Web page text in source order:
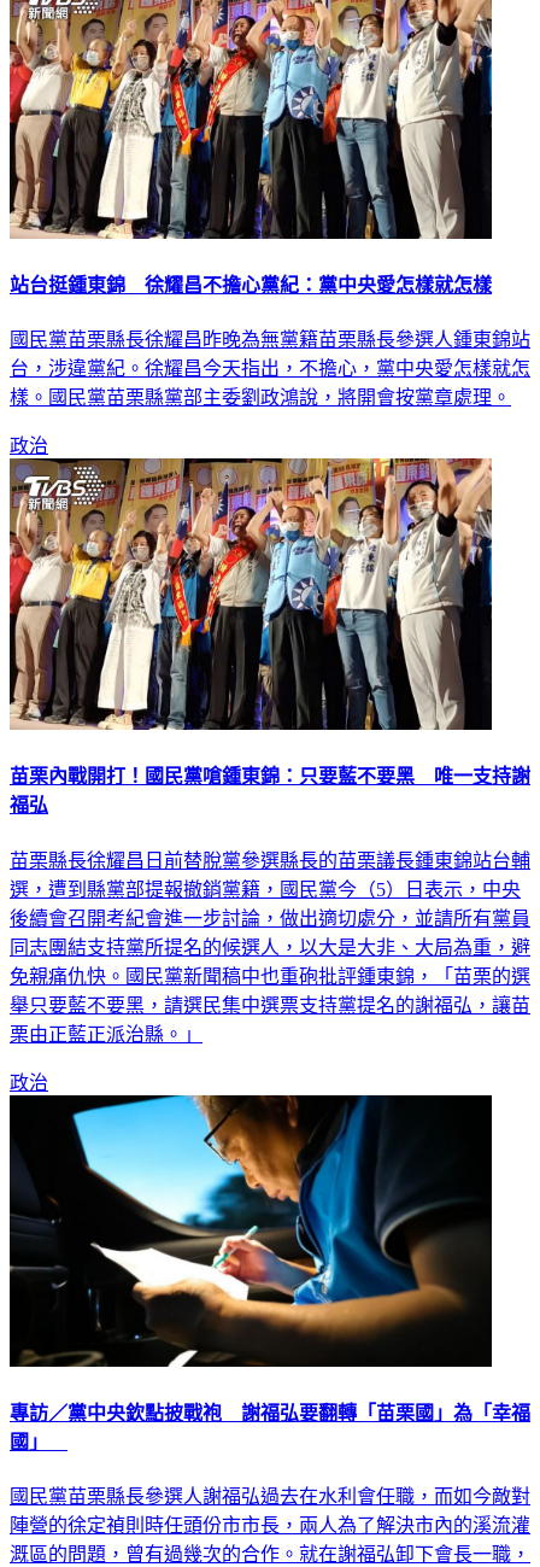
站台挺鍾東錦 徐耀昌不擔心黨紀：黨中央愛怎樣就怎樣
國民黨苗栗縣長徐耀昌昨晚為無黨籍苗栗縣長參選人鍾東錦站
台，涉違黨紀。徐耀昌今天指出，不擔心，黨中央愛怎樣就怎
樣。國民黨苗栗縣黨部主委劉政鴻說，將開會按黨章處理。
政治
苗栗內戰開打！國民黨嗆鍾東錦：只要藍不要黑 唯一支持謝
福弘
苗栗縣長徐耀昌日前替脫黨參選縣長的苗栗議長鍾東錦站台輔
選，遭到縣黨部提報撤銷黨籍，國民黨今（5）日表示，中央
後續會召開考紀會進一步討論，做出適切處分，並請所有黨員
同志團結支持黨所提名的候選人，以大是大非、大局為重，避
免親痛仇快。國民黨新聞稿中也重砲批評鍾東錦，「苗栗的選
舉只要藍不要黑，請選民集中選票支持黨提名的謝福弘，讓苗
栗由正藍正派治縣。」
政治
專訪／黨中央欽點披戰袍 謝福弘要翻轉「苗栗國」為「幸福
國」
國民黨苗栗縣長參選人謝福弘過去在水利會任職，而如今敵對
陣營的徐定禎則時任頭份市市長，兩人為了解決市內的溪流灌
溉區的問題，曾有過幾次的合作。就在謝福弘卸下會長一職，